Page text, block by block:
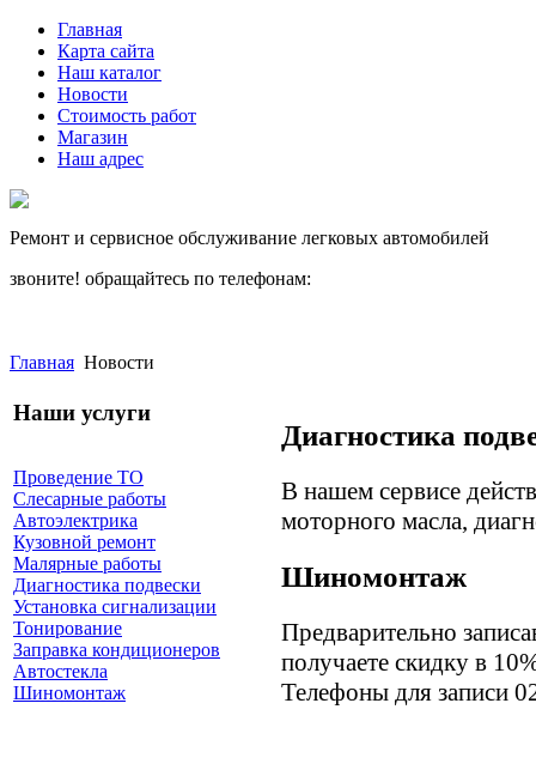
Главная
Карта сайта
Наш каталог
Новости
Стоимость работ
Магазин
Наш адрес
Ремонт и сервисное обслуживание легковых автомобилей
звоните! обращайтесь по телефонам:
Главная Новости
Наши услуги
Проведение ТО
Слесарные работы
Автоэлектрика
Кузовной ремонт
Малярные работы
Диагностика подвески
Установка сигнализации
Тонирование
Заправка кондиционеров
Автостекла
Шиномонтаж
Диагностика
В нашем сервисе
моторного масла,
Шиномонтаж
Предварительно
получаете скидку в
Телефоны для записи